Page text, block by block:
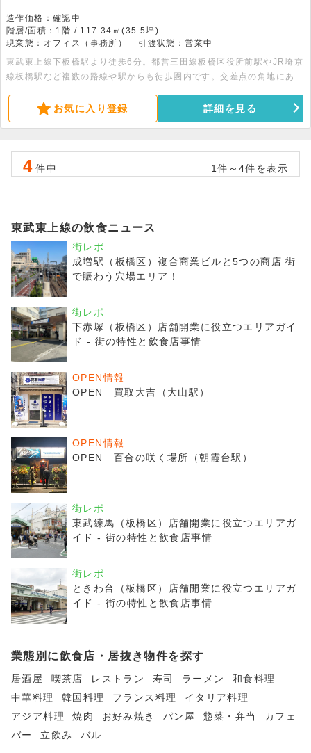
造作価格：確認中
階層/面積：1階 / 117.34㎡(35.5坪)
現業態：オフィス（事務所）
引渡状態：営業中
東武東上線下板橋駅より徒歩6分。都営三田線板橋区役所前駅やJR埼京
線板橋駅など複数の路線や駅からも徒歩圏内です。交差点の角地にあり
お気に入り登録 詳細を見る
4 件中 1件～4件を表示
東武東上線の飲食ニュース
街レポ
成増駅（板橋区）複合商業ビルと5つの商店 街
で賑わう穴場エリア！
街レポ
下赤塚（板橋区）店舗開業に役立つエリアガイ
ド - 街の特性と飲食店事情
OPEN情報
OPEN 買取大吉（大山駅）
OPEN情報
OPEN 百合の咲く場所（朝霞台駅）
街レポ
東武練馬（板橋区）店舗開業に役立つエリアガ
イド - 街の特性と飲食店事情
街レポ
ときわ台（板橋区）店舗開業に役立つエリアガ
イド - 街の特性と飲食店事情
業態別に飲食店・居抜き物件を探す
居酒屋 喫茶店 レストラン 寿司 ラーメン
和食料理
中華料理
韓国料理 フランス料理
イタリア料理
アジア料理
焼肉 お好み焼き パン屋 惣菜・弁当
カフェ
バー
立飲み バル